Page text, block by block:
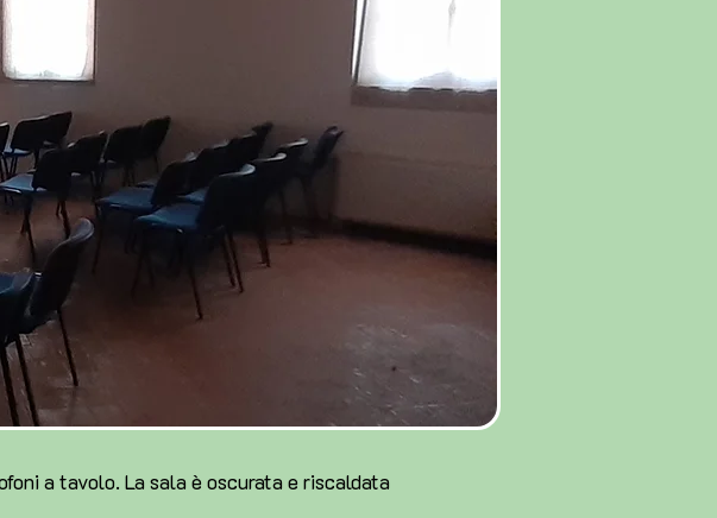
a tavolo. La sala è oscurata e riscaldata